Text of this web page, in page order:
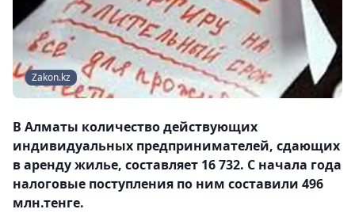
Zakon.kz
В Алматы количество действующих
индивидуальных предпринимателей, сдающих
в аренду жилье, составляет 16 732. С начала года
налоговые поступления по ним составили 496
млн.тенге.